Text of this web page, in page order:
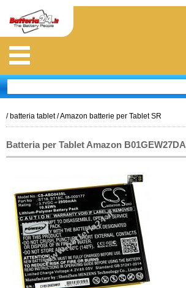
/ batteria tablet/Amazon batterie per Tablet SR
Batteria per Tablet Amazon B01GEW27DA